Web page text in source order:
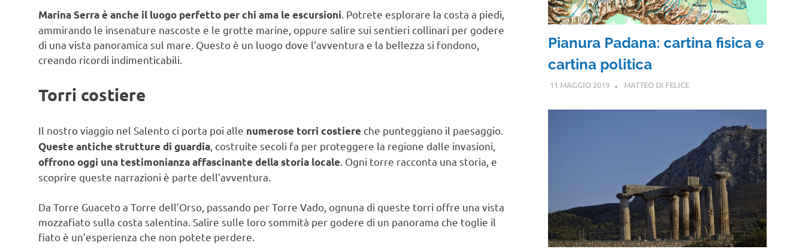
Marina Serra è anche il luogo perfetto per chi ama le escursioni . Potrete esplorare la costa a piedi,
ammirando le insenature nascoste e le grotte marine, oppure salire sui sentieri collinari per godere
di una vista panoramica sul mare. Questo è un luogo dove l’avventura e la bellezza si fondono,
creando ricordi indimenticabili.
Torri costiere
Il nostro viaggio nel Salento ci porta poi alle numerose torri costiere che punteggiano il paesaggio.
Queste antiche strutture di guardia , costruite secoli fa per proteggere la regione dalle invasioni,
offrono oggi una testimonianza affascinante della storia locale . Ogni torre racconta una storia, e
scoprire queste narrazioni è parte dell’avventura.
Da Torre Guaceto a Torre dell’Orso, passando per Torre Vado, ognuna di queste torri offre una vista
mozzafiato sulla costa salentina. Salire sulle loro sommità per godere di un panorama che toglie il
fiato è un’esperienza che non potete perdere.
Pianura Padana: cartina fisica e
cartina politica
11 MAGGIO 2019 MATTEO DI FELICE